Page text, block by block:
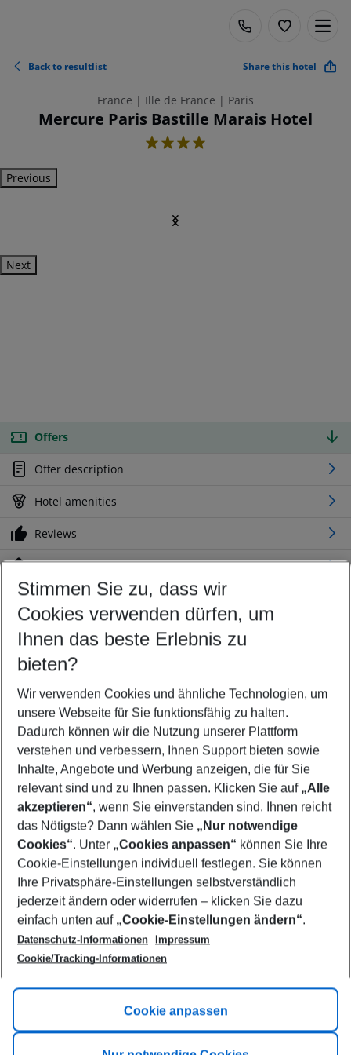
Back to resultlist Share this hotel
France | Ille de France | Paris
Mercure Paris Bastille Marais Hotel
4
Previous
Next
Offers
Offer description
Hotel amenities
Reviews
Location
Customize your offer
Find the perfect deal which suits your best
Your departure airport
Any airport
Select your date range
07/08/26–05/08/27 5-8 nights
Who will travel
2 adults No children
Show more filter
Footer
Footer navigation
Title A
Link A
Stimmen Sie zu, dass wir
Cookies verwenden dürfen, um
Ihnen das beste Erlebnis zu
bieten?
Wir verwenden Cookies und ähnliche Technologien, um
unsere Webseite für Sie funktionsfähig zu halten.
Dadurch können wir die Nutzung unserer Plattform
verstehen und verbessern, Ihnen Support bieten sowie
Inhalte, Angebote und Werbung anzeigen, die für Sie
relevant sind und zu Ihnen passen. Klicken Sie auf „Alle
akzeptieren“, wenn Sie einverstanden sind. Ihnen reicht
das Nötigste? Dann wählen Sie „Nur notwendige
Cookies“. Unter „Cookies anpassen“ können Sie Ihre
Cookie-Einstellungen individuell festlegen. Sie können
Ihre Privatsphäre-Einstellungen selbstverständlich
jederzeit ändern oder widerrufen – klicken Sie dazu
einfach unten auf „Cookie-Einstellungen ändern“.
Datenschutz-Informationen
Impressum
Cookie/Tracking-Informationen
Cookie anpassen